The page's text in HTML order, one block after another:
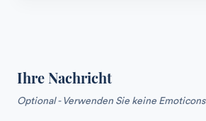
Ihre Nachricht
Optional - Verwenden Sie keine Emoticons